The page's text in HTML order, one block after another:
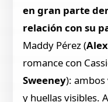
en gran parte
relación con su
Maddy Pérez (
romance con
Sweeney):
y huellas visibles.